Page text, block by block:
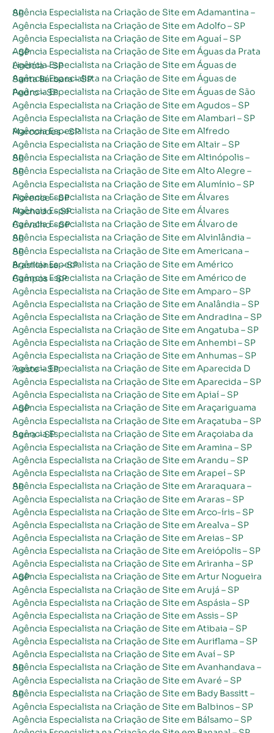
Agência Especialista na Criação de Site em Adamantina – SP
Agência Especialista na Criação de Site em Adolfo – SP
Agência Especialista na Criação de Site em Aguaí – SP
Agência Especialista na Criação de Site em Águas da Prata – SP
Agência Especialista na Criação de Site em Águas de Lindóia – SP
Agência Especialista na Criação de Site em Águas de Santa Bárbara – SP
Agência Especialista na Criação de Site em Águas de São Pedro – SP
Agência Especialista na Criação de Site em Agudos – SP
Agência Especialista na Criação de Site em Alambari – SP
Agência Especialista na Criação de Site em Alfredo Marcondes – SP
Agência Especialista na Criação de Site em Altair – SP
Agência Especialista na Criação de Site em Altinópolis – SP
Agência Especialista na Criação de Site em Alto Alegre – SP
Agência Especialista na Criação de Site em Alumínio – SP
Agência Especialista na Criação de Site em Álvares Florence – SP
Agência Especialista na Criação de Site em Álvares Machado – SP
Agência Especialista na Criação de Site em Álvaro de Carvalho – SP
Agência Especialista na Criação de Site em Alvinlândia – SP
Agência Especialista na Criação de Site em Americana – SP
Agência Especialista na Criação de Site em Américo Brasiliense – SP
Agência Especialista na Criação de Site em Américo de Campos – SP
Agência Especialista na Criação de Site em Amparo – SP
Agência Especialista na Criação de Site em Analândia – SP
Agência Especialista na Criação de Site em Andradina – SP
Agência Especialista na Criação de Site em Angatuba – SP
Agência Especialista na Criação de Site em Anhembi – SP
Agência Especialista na Criação de Site em Anhumas – SP
Agência Especialista na Criação de Site em Aparecida D´oeste – SP
Agência Especialista na Criação de Site em Aparecida – SP
Agência Especialista na Criação de Site em Apiaí – SP
Agência Especialista na Criação de Site em Araçariguama – SP
Agência Especialista na Criação de Site em Araçatuba – SP
Agência Especialista na Criação de Site em Araçoiaba da Serra – SP
Agência Especialista na Criação de Site em Aramina – SP
Agência Especialista na Criação de Site em Arandu – SP
Agência Especialista na Criação de Site em Arapeí – SP
Agência Especialista na Criação de Site em Araraquara – SP
Agência Especialista na Criação de Site em Araras – SP
Agência Especialista na Criação de Site em Arco-íris – SP
Agência Especialista na Criação de Site em Arealva – SP
Agência Especialista na Criação de Site em Areias – SP
Agência Especialista na Criação de Site em Areiópolis – SP
Agência Especialista na Criação de Site em Ariranha – SP
Agência Especialista na Criação de Site em Artur Nogueira – SP
Agência Especialista na Criação de Site em Arujá – SP
Agência Especialista na Criação de Site em Aspásia – SP
Agência Especialista na Criação de Site em Assis – SP
Agência Especialista na Criação de Site em Atibaia – SP
Agência Especialista na Criação de Site em Auriflama – SP
Agência Especialista na Criação de Site em Avaí – SP
Agência Especialista na Criação de Site em Avanhandava – SP
Agência Especialista na Criação de Site em Avaré – SP
Agência Especialista na Criação de Site em Bady Bassitt – SP
Agência Especialista na Criação de Site em Balbinos – SP
Agência Especialista na Criação de Site em Bálsamo – SP